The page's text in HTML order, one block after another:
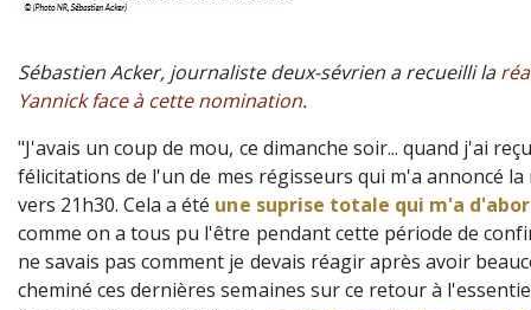
Sébastien Acker, journaliste deux-sévrien a recueilli la
Yannick face à cette nomination.
"J'avais un coup de mou, ce dimanche soir... quand j'ai
félicitations de l'un de mes régisseurs qui m'a annoncé la
vers 21h30. Cela a été une suprise totale qui m'a
comme on a tous pu l'être pendant cette période de
ne savais pas comment je devais réagir après avoir
cheminé ces dernières semaines sur ce retour à